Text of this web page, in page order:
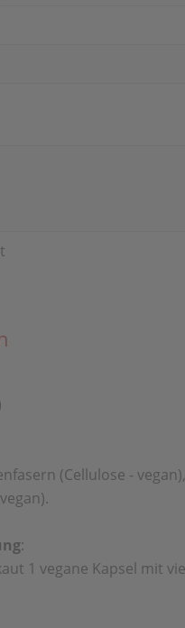
(Cellulose -
:
1 vegane Kapsel mit